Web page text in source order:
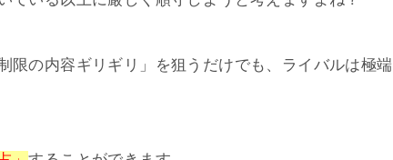
限の内容ギリギリ」を狙うだけでも、ライバルは極端